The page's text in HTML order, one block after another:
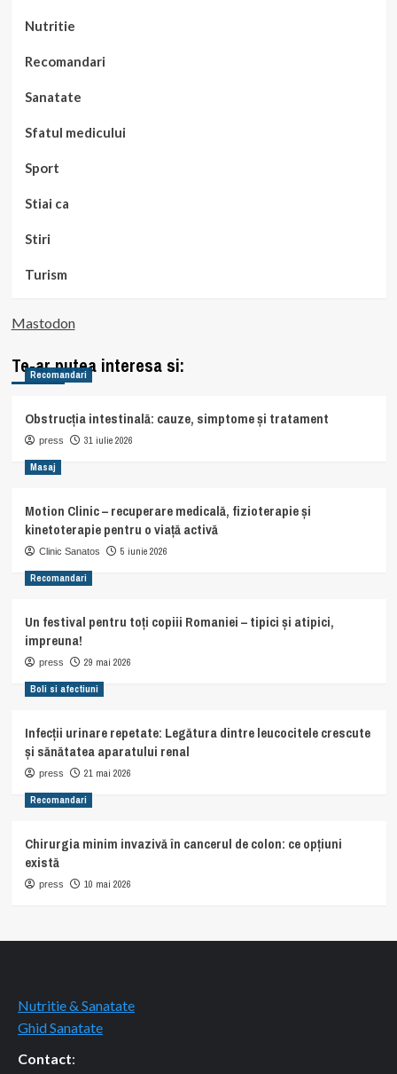
Nutritie
Recomandari
Sanatate
Sfatul medicului
Sport
Stiai ca
Stiri
Turism
Mastodon
Te-ar putea interesa si:
Recomandari
Obstrucția intestinală: cauze, simptome și tratament
press 31 iulie 2026
Masaj
Motion Clinic – recuperare medicală, fizioterapie și
kinetoterapie pentru o viață activă
Clinic Sanatos 5 iunie 2026
Recomandari
Un festival pentru toți copiii Romaniei – tipici și atipici,
impreuna!
press 29 mai 2026
Boli si afectiuni
Infecții urinare repetate: Legătura dintre leucocitele crescute
și sănătatea aparatului renal
press 21 mai 2026
Recomandari
Chirurgia minim invazivă în cancerul de colon: ce opțiuni
există
press 10 mai 2026
Nutritie & Sanatate
Ghid Sanatate
Contact: